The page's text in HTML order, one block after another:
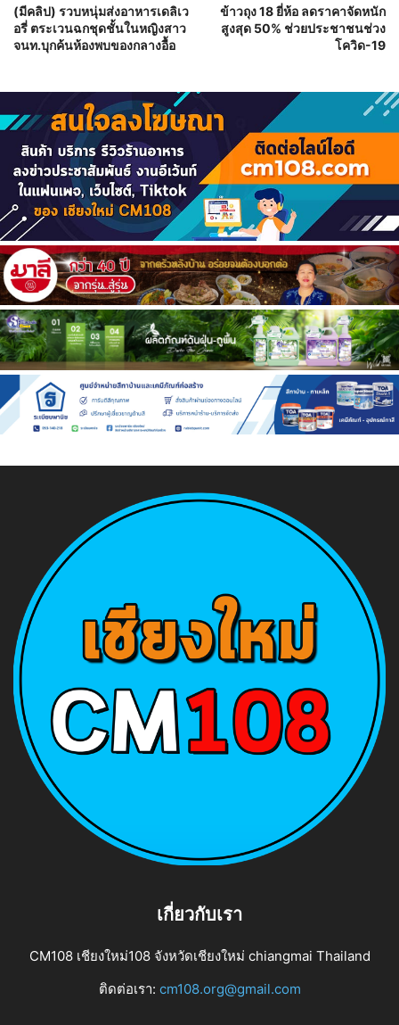
(มีคลิป) รวบหนุ่มส่งอาหารเดลิเว
อรี่ ตระเวนฉกชุดชั้นในหญิงสาว
จนท.บุกค้นห้องพบของกลางอื้อ
ข้าวถุง 18 ยี่ห้อ ลดราคาจัดหนัก
สูงสุด 50% ช่วยประชาชนช่วง
โควิด-19
เกี่ยวกับเรา
CM108 เชียงใหม่108 จังหวัดเชียงใหม่ chiangmai Thailand
ติดต่อเรา: cm108.org@gmail.com